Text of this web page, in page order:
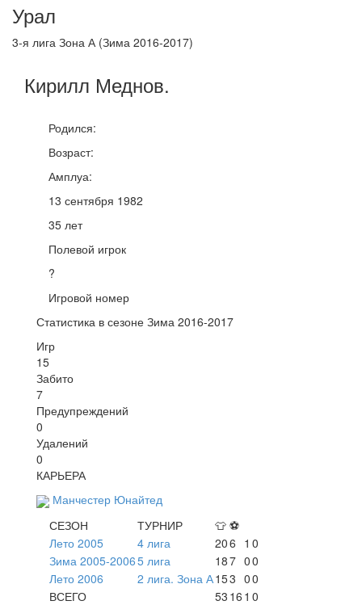
Урал
3-я лига Зона А (Зима 2016-2017)
Кирилл Меднов.
Родился:
Возраст:
Амплуа:
13 сентября 1982
35 лет
Полевой игрок
?
Игровой номер
Статистика в сезоне Зима 2016-2017
Игр
15
Забито
7
Предупреждений
0
Удалений
0
КАРЬЕРА
Манчестер Юнайтед
СЕЗОН
ТУРНИР 👕 ⚽
Лето 2005
4 лига 206 1 0
Зима 2005-20065 лига 187 00
Лето 2006
2 лига. Зона А153 00
ВСЕГО
53 16 1 0